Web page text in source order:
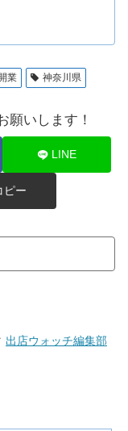
業 神奈川県
願いします！
LINE
ピー
出店ウォッチ編集部